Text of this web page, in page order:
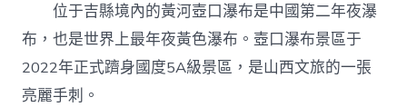
位于吉縣境內的黃河壺口瀑布是中國第二年夜瀑
布，也是世界上最年夜黃色瀑布。壺口瀑布景區于
2022年正式躋身國度5A級景區，是山西文旅的一張
亮麗手刺。